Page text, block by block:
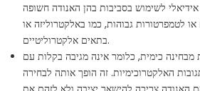
לשימוש בסביבות בהן האנודה חשופה
או לטמפרטורות גבוהות, כמו באלקטרוליזה או
בתאים אלקטרוליטיים.
מבחינה כימית, כלומר אינה מגיבה בקלות עם
האלקטרוכימיות. זה הופך אותה לבחירה